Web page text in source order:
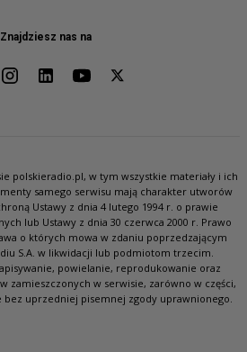
Znajdziesz nas na
polskieradio.pl, w tym wszystkie materiały i ich
samego serwisu mają charakter utworów
Ustawy z dnia 4 lutego 1994 r. o prawie
lub Ustawy z dnia 30 czerwca 2000 r. Prawo
o których mowa w zdaniu poprzedzającym
S.A. w likwidacji lub podmiotom trzecim.
powielanie, reprodukowanie oraz
zamieszczonych w serwisie, zarówno w części,
bez uprzedniej pisemnej zgody uprawnionego.